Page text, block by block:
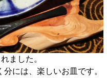
ました。
には、楽しいお皿です。